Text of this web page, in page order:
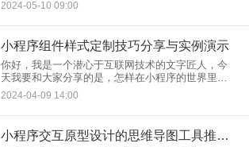
的用户体验。今天，我要分享的是如何通过小程序
2024-05-10 09:00
小程序组件样式定制技巧分享与实例演示
你好，我是一个潜心于互联网技术的文字匠人，今
天我要和大家分享的是，怎样在小程序的世界里，
巧手织梦，将那看似枯燥的代码丝线，编织成一件
件独具匠心的组件时装。咱们的话题是——“小程序
2024-04-09 14:00
小程序交互原型设计的思维导图工具推荐与应用